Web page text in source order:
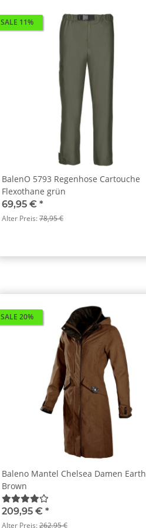
SALE 11%
BalenO 5793 Regenhose Cartouche
Flexothane grün
69,95 € *
Alter Preis:78,95 €
SALE 20%
Baleno Mantel Chelsea Damen Earth
Brown
209,95 € *
Alter Preis:262,95 €